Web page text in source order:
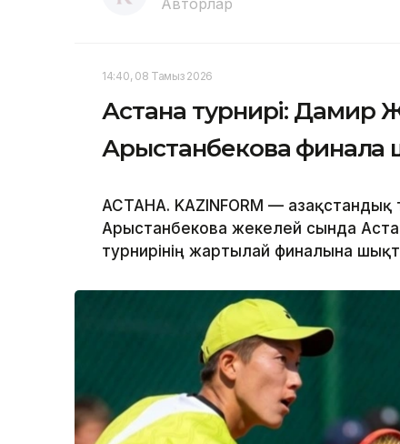
Авторлар
14:40, 08 Тамыз 2026
Астана турнирі: Дамир
Арыстанбекова финалға
АСТАНА. KAZINFORM —
Арыстанбекова жекелей сында
турнирінің жартылай финалына